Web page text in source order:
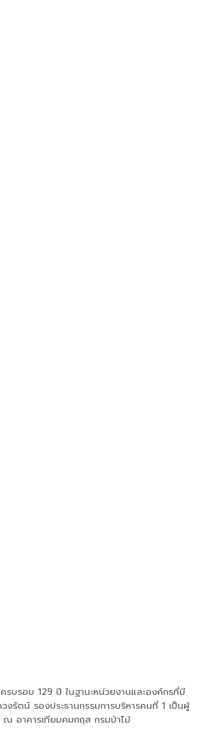
บรอบ 129 ปี ในฐานะหน่วยงานและองค์กรที่มี
รัตน์ รองประธานกรรมการบริหารคนที่ 1 เป็นผู้
อาคารเทียมคมกฤส กรมป่าไม้